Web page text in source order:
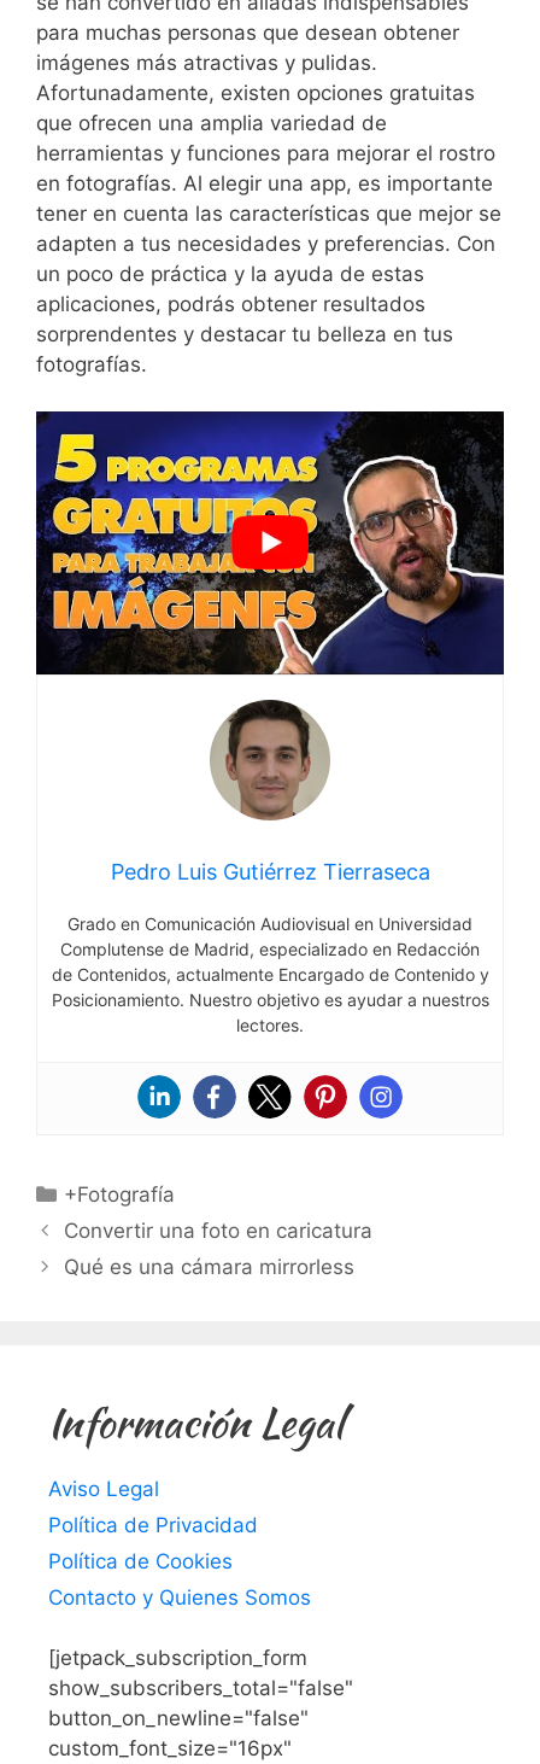
para muchas personas que desean obtener
imágenes más atractivas y pulidas.
Afortunadamente, existen opciones ​gratuitas
que ofrecen una amplia variedad de
herramientas y funciones para⁢ mejorar el rostro
en fotografías.⁣ Al elegir ‌una⁤ app, es importante
tener en cuenta las características que mejor se
adapten a tus necesidades y preferencias. Con
un poco ​de ​práctica ‌y la ayuda de estas
aplicaciones, podrás obtener resultados
sorprendentes y destacar⁣ tu ⁤belleza en tus‌
fotografías.
Pedro Luis Gutiérrez Tierraseca
Grado en Comunicación Audiovisual en Universidad
Complutense de Madrid, especializado en Redacción
de Contenidos, actualmente Encargado de Contenido y
Posicionamiento. Nuestro objetivo es ayudar a nuestros
lectores.
Categorías
+Fotografía
Convertir una foto en caricatura
Qué es una cámara mirrorless
Información Legal
Aviso Legal
Política de Privacidad
Política de Cookies
Contacto y Quienes Somos
[jetpack_subscription_form
show_subscribers_total="false"
button_on_newline="false"
custom_font_size="16px"